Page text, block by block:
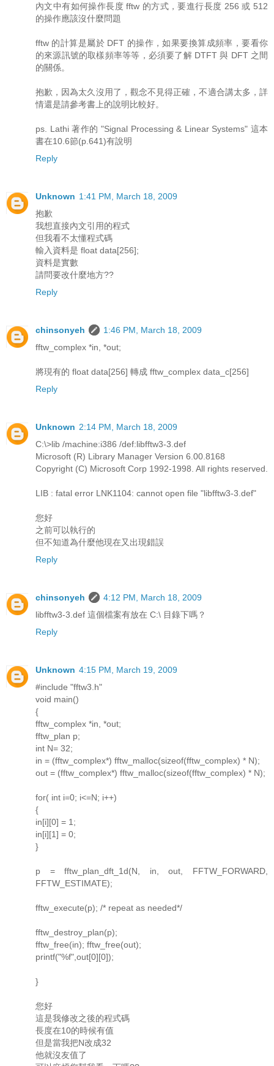
內文中有如何操作長度 fftw 的方式，要進行長度 256 或 512
的操作應該沒什麼問題
fftw 的計算是屬於 DFT 的操作，如果要換算成頻率，要看你
的來源訊號的取樣頻率等等，必須要了解 DTFT 與 DFT 之間
的關係。
抱歉，因為太久沒用了，觀念不見得正確，不適合講太多，詳
情還是請參考書上的說明比較好。
ps. Lathi 著作的 "Signal Processing & Linear Systems" 這本
書在10.6節(p.641)有說明
Reply
Unknown 1:41 PM, March 18, 2009
抱歉
我想直接內文引用的程式
但我看不太懂程式碼
輸入資料是 float data[256];
資料是實數
請問要改什麼地方??
Reply
chinsonyeh
1:46 PM, March 18, 2009
fftw_complex *in, *out;
將現有的 float data[256] 轉成 fftw_complex data_c[256]
Reply
Unknown 2:14 PM, March 18, 2009
C:\>lib /machine:i386 /def:libfftw3-3.def
Microsoft (R) Library Manager Version 6.00.8168
Copyright (C) Microsoft Corp 1992-1998. All rights reserved.
LIB : fatal error LNK1104: cannot open file "libfftw3-3.def"
您好
之前可以執行的
但不知道為什麼他現在又出現錯誤
Reply
chinsonyeh
4:12 PM, March 18, 2009
libfftw3-3.def 這個檔案有放在 C:\ 目錄下嗎？
Reply
Unknown 4:15 PM, March 19, 2009
#include "fftw3.h"
void main()
{
fftw_complex *in, *out;
fftw_plan p;
int N= 32;
in = (fftw_complex*) fftw_malloc(sizeof(fftw_complex) * N);
out = (fftw_complex*) fftw_malloc(sizeof(fftw_complex) * N);
for( int i=0; i<=N; i++)
{
in[i][0] = 1;
in[i][1] = 0;
}
p = fftw_plan_dft_1d(N, in, out, FFTW_FORWARD,
FFTW_ESTIMATE);
fftw_execute(p); /* repeat as needed*/
fftw_destroy_plan(p);
fftw_free(in); fftw_free(out);
printf("%f",out[0][0]);
}
您好
這是我修改之後的程式碼
長度在10的時候有值
但是當我把N改成32
他就沒友值了